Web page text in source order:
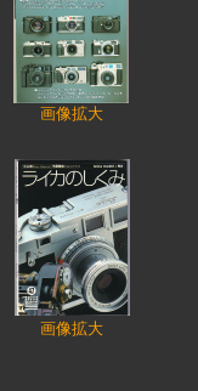
画像拡大
画像拡大